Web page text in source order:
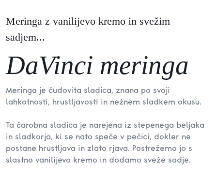
Meringa z vanilijevo kremo in svežim
sadjem...
DaVinci meringa
Meringa je čudovita sladica, znana po svoji
lahkotnosti, hrustljavosti in nežnem sladkem okusu.
Ta čarobna sladica je narejena iz stepenega beljaka
in sladkorja, ki se nato speče v pečici, dokler ne
postane hrustljava in zlato rjava. Postrežemo jo s
slastno vanilijevo kremo in dodamo sveže sadje.